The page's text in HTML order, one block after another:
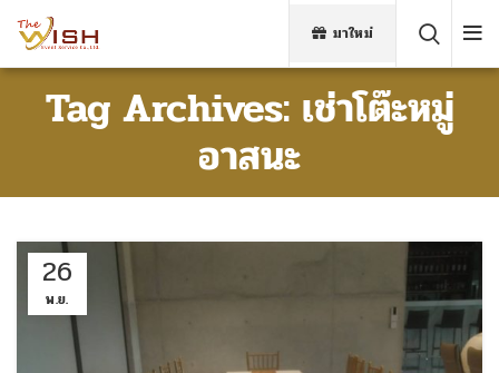
มาใหม่
Tag Archives: เช่าโต๊ะหมู่
อาสนะ
26
พ.ย.